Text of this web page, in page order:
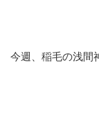
今週、稲毛の浅間